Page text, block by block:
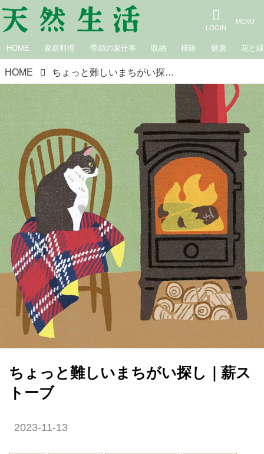
HOME 家庭料理 季節の家仕事 収納 掃除 健康 花と緑
HOME ちょっと難しいまちがい探し｜薪ストーブ
ちょっと難しいまちがい探し｜薪ス
トーブ
2023-11-13